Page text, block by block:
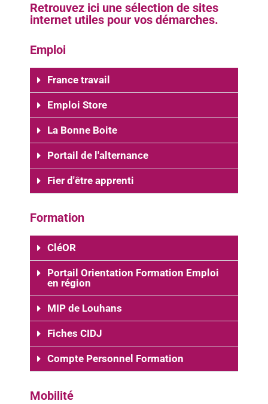
Retrouvez ici une sélection de sites
internet utiles pour vos démarches.
Emploi
France travail
Emploi Store
La Bonne Boite
Portail de l'alternance
Fier d'être apprenti
Formation
CléOR
Portail Orientation Formation Emploi
en région
MIP de Louhans
Fiches CIDJ
Compte Personnel Formation
Mobilité